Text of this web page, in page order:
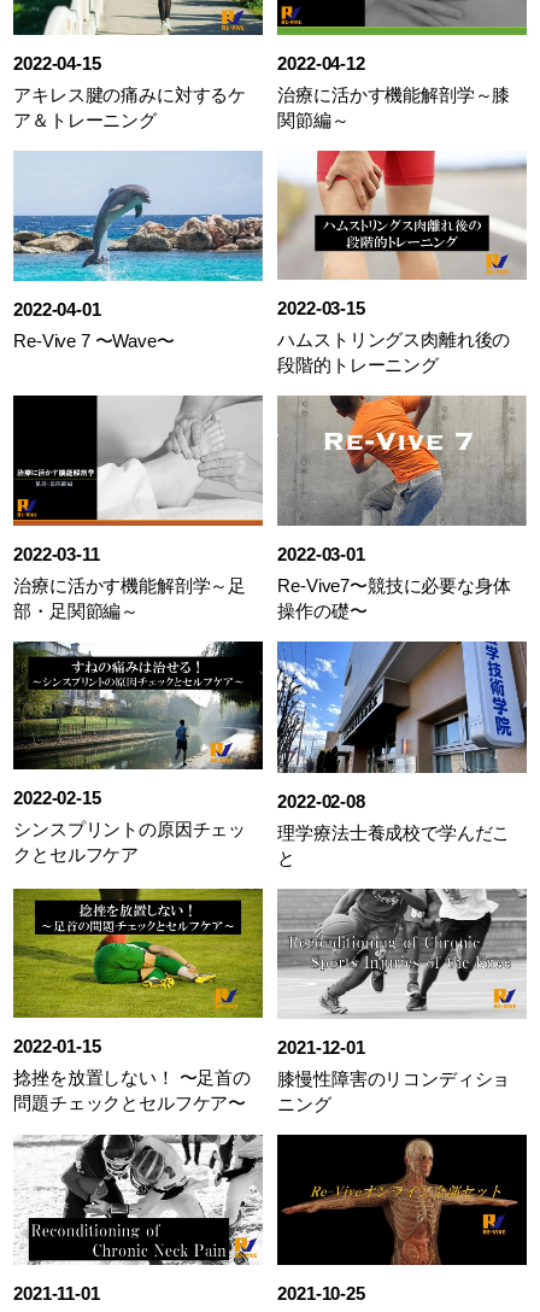
2022-04-15
アキレス腱の痛みに対するケ
ア＆トレーニング
2022-04-12
治療に活かす機能解剖学～膝
関節編～
2022-04-01
Re-Vive 7 〜Wave〜
2022-03-15
ハムストリングス肉離れ後の
段階的トレーニング
2022-03-11
治療に活かす機能解剖学～足
部・足関節編～
2022-03-01
Re-Vive7〜競技に必要な身体
操作の礎〜
2022-02-15
シンスプリントの原因チェッ
クとセルフケア
2022-02-08
理学療法士養成校で学んだこ
と
2022-01-15
捻挫を放置しない！ 〜足首の
問題チェックとセルフケア〜
2021-12-01
膝慢性障害のリコンディショ
ニング
2021-11-01
2021-10-25